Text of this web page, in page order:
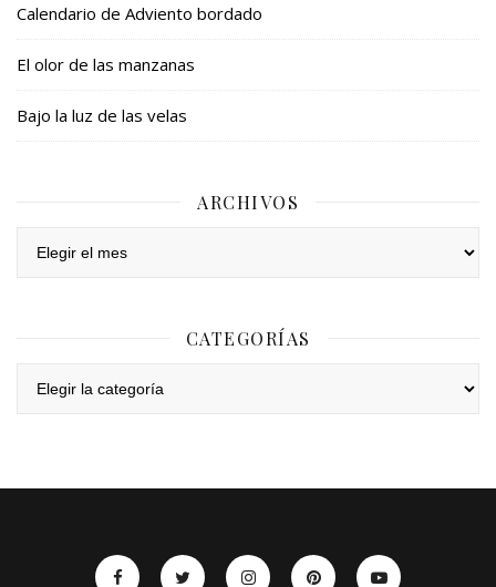
Calendario de Adviento bordado
El olor de las manzanas
Bajo la luz de las velas
ARCHIVOS
CATEGORÍAS